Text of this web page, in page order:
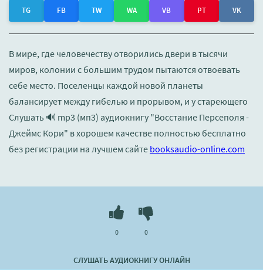
TG FB TW WA VB PT VK
В мире, где человечеству отворились двери в тысячи
миров, колонии с большим трудом пытаются отвоевать
себе место. Поселенцы каждой новой планеты
балансирует между гибелью и прорывом, и у стареющего
Слушать 🔊 mp3 (мп3) аудиокнигу "Восстание Персеполя -
Джеймс Кори" в хорошем качестве полностью бесплатно
без регистрации на лучшем сайте booksaudio-online.com
СЛУШАТЬ АУДИОКНИГУ ОНЛАЙН
0 0